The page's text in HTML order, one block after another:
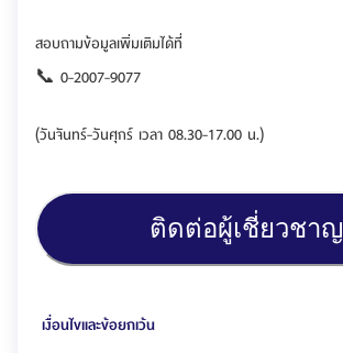
สอบถามข้อมูลเพิ่มเติมได้ที่
📞 0-2007-9077
(วันจันทร์-วันศุกร์ เวลา 08.30-17.00 น.)
ติดต่อผู้เชี่ยวชาญ
เงื่อนไขและข้อยกเว้น